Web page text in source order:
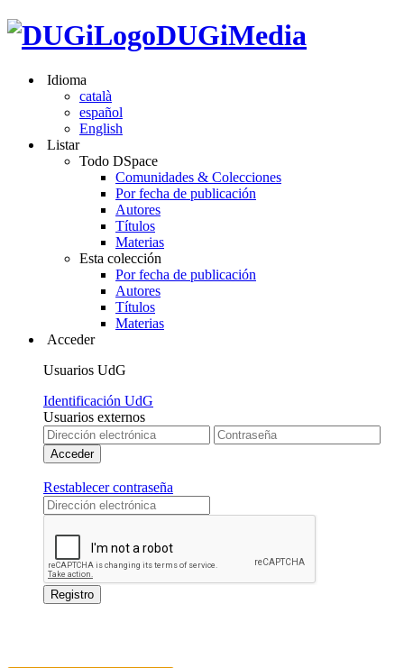
DUGiMedia
Idioma
català
español
English
Listar
Todo DSpace
Comunidades & Colecciones
Por fecha de publicación
Autores
Títulos
Materias
Esta colección
Por fecha de publicación
Autores
Títulos
Materias
Acceder
Usuarios UdG
Identificación UdG
Usuarios externos
Restablecer contraseña